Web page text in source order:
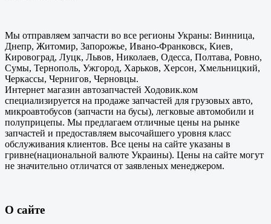
Мы отправляем запчасти во все регионы Украны: Винница,
Днепр, Житомир, Запорожье, Ивано-Франковск, Киев,
Кировоград, Луцк, Львов, Николаев, Одесса, Полтава, Ровно,
Сумы, Тернополь, Ужгород, Харьков, Херсон, Хмельницкий,
Черкассы, Чернигов, Черновцы.
Интернет магазин автозапчастей Ходовик.ком
специализируется на продаже запчастей для грузовых авто,
микроавтобусов (запчасти на бусы), легковые автомобили и
полуприцепы. Мы предлагаем отличные цены на рынке
запчастей и предоставляем высочайшего уровня класс
обслуживания клиентов. Все цены на сайте указаны в
гривне(национальной валюте Украины). Цены на сайте могут
не значительно отличатся от заявленых менеджером.
О сайте